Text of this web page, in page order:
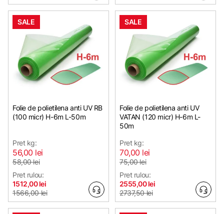
SALE
Folie de polietilena anti UV RB
(100 micr) H-6m L-50m
Pret kg:
56,00 lei
58,00 lei
Pret rulou:
1512,00 lei
1566,00 lei
SALE
Folie de polietilena anti UV
VATAN (120 micr) H-6m L-
50m
Pret kg:
70,00 lei
75,00 lei
Pret rulou:
2555,00 lei
2737,50 lei